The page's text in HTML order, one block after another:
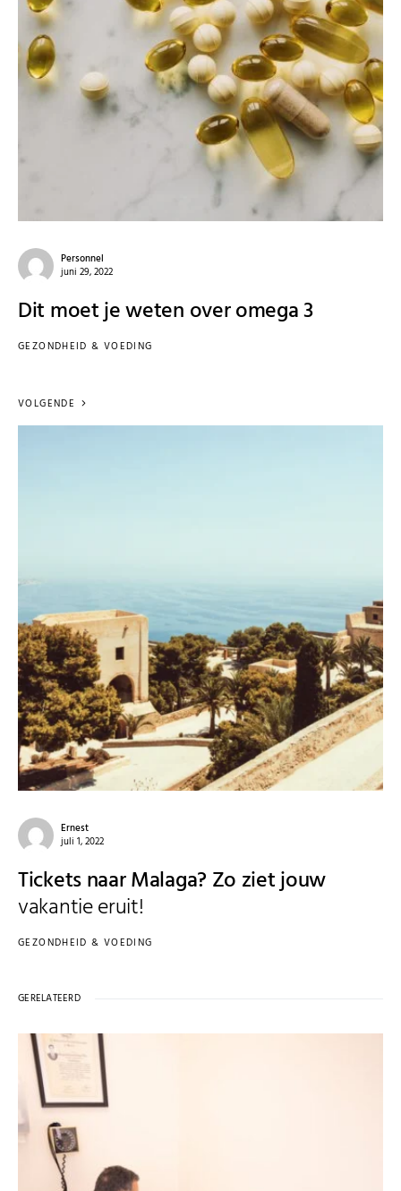
Personnel
juni 29, 2022
Dit moet je weten over omega 3
GEZONDHEID & VOEDING
VOLGENDE
Ernest
juli 1, 2022
Tickets naar Malaga? Zo ziet jouw
vakantie eruit!
GEZONDHEID & VOEDING
GERELATEERD